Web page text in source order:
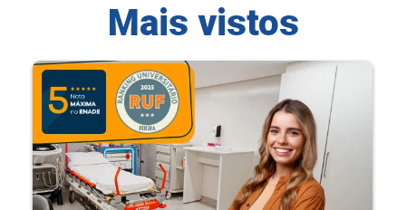
Mais vistos